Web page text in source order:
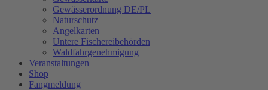
Gewässerordnung DE/PL
Naturschutz
Angelkarten
Untere Fischereibehörden
Waldfahrgenehmigung
Veranstaltungen
Shop
Fangmeldung